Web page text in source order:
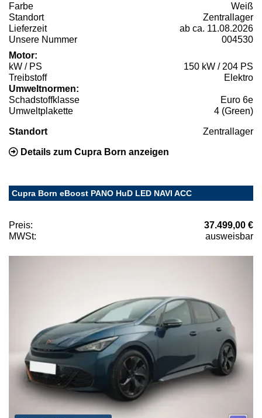
Farbe
Weiß
Standort
Zentrallager
Lieferzeit
ab ca. 11.08.2026
Unsere Nummer
004530
Motor:
kW / PS
150 kW / 204 PS
Treibstoff
Elektro
Umweltnormen:
Schadstoffklasse
Euro 6e
Umweltplakette
4 (Green)
Standort Zentrallager
Details zum Cupra Born anzeigen
Cupra Born eBoost PANO HuD LED NAVI ACC
Preis:
37.499,00 €
MWSt:
ausweisbar